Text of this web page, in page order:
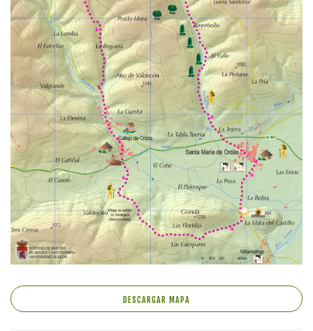
DESCARGAR MAPA